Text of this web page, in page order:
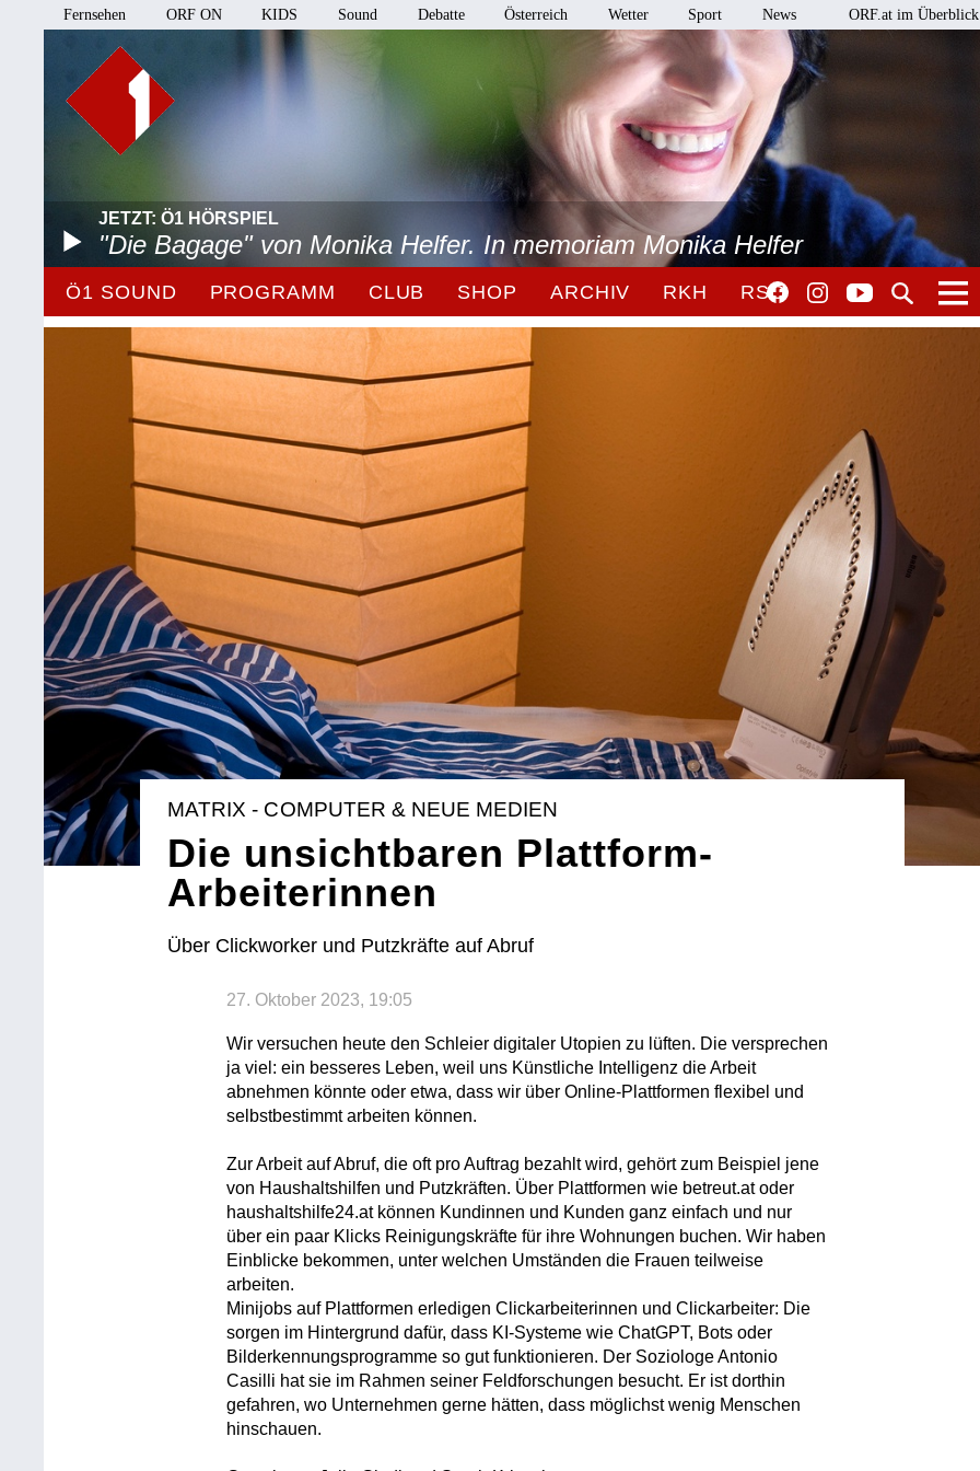
Fernsehen ORF ON KIDS Sound Debatte Österreich Wetter Sport News ORF.at im Überblick
JETZT: Ö1 HÖRSPIEL
"Die Bagage" von Monika Helfer. In memoriam Monika Helfer
Ö1 SOUND PROGRAMM CLUB SHOP ARCHIV RKH RSO
MATRIX - COMPUTER & NEUE MEDIEN
Die unsichtbaren Plattform-
Arbeiterinnen
Über Clickworker und Putzkräfte auf Abruf
27. Oktober 2023, 19:05
Wir versuchen heute den Schleier digitaler Utopien zu lüften. Die versprechen
ja viel: ein besseres Leben, weil uns Künstliche Intelligenz die Arbeit
abnehmen könnte oder etwa, dass wir über Online-Plattformen flexibel und
selbstbestimmt arbeiten können.
Zur Arbeit auf Abruf, die oft pro Auftrag bezahlt wird, gehört zum Beispiel jene
von Haushaltshilfen und Putzkräften. Über Plattformen wie betreut.at oder
haushaltshilfe24.at können Kundinnen und Kunden ganz einfach und nur
über ein paar Klicks Reinigungskräfte für ihre Wohnungen buchen. Wir haben
Einblicke bekommen, unter welchen Umständen die Frauen teilweise
arbeiten.
Minijobs auf Plattformen erledigen Clickarbeiterinnen und Clickarbeiter: Die
sorgen im Hintergrund dafür, dass KI-Systeme wie ChatGPT, Bots oder
Bilderkennungsprogramme so gut funktionieren. Der Soziologe Antonio
Casilli hat sie im Rahmen seiner Feldforschungen besucht. Er ist dorthin
gefahren, wo Unternehmen gerne hätten, dass möglichst wenig Menschen
hinschauen.